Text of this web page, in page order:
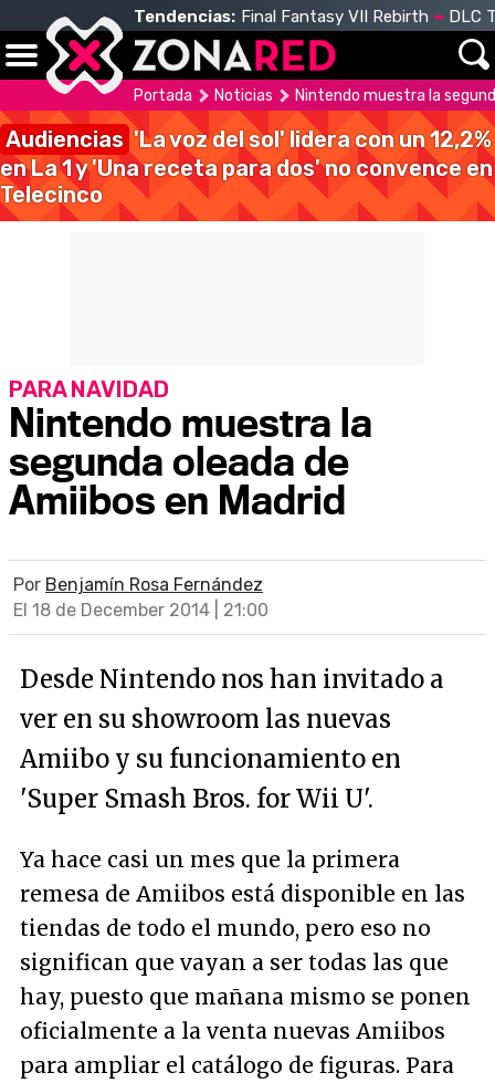
Tendencias: Final Fantasy VII Rebirth DLC
Portada Noticias Nintendo muestra la
Audiencias 'La voz del sol' lidera con un 12,2%
en La 1 y 'Una receta para dos' no convence en
Telecinco
Nintendo muestra la
segunda oleada de
Amiibos en Madrid
PARA NAVIDAD
Por Benjamín Rosa Fernández
El 18 de December 2014 | 21:00
Desde Nintendo nos han invitado a
ver en su showroom las nuevas
Amiibo y su funcionamiento en
'Super Smash Bros. for Wii U'.
Ya hace casi un mes que la primera
remesa de Amiibos está disponible en las
tiendas de todo el mundo, pero eso no
significan que vayan a ser todas las que
hay, puesto que mañana mismo se ponen
oficialmente a la venta nuevas Amiibos
para ampliar el catálogo de figuras. Para